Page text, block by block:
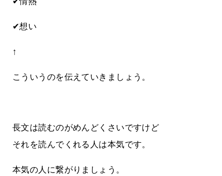
✔想い
↑
こういうのを伝えていきましょう。
長文は読むのがめんどくさいですけど
それを読んでくれる人は本気です。
本気の人に繋がりましょう。